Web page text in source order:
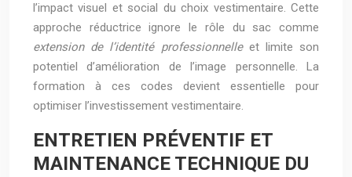
l’impact visuel et social du choix vestimentaire. Cette
approche réductrice ignore le rôle du sac comme
extension de l’identité professionnelleet limite son
potentiel d’amélioration de l’image personnelle. La
formation à ces codes devient essentielle pour
optimiser l’investissement vestimentaire.
ENTRETIEN PRÉVENTIF ET
MAINTENANCE TECHNIQUE DU